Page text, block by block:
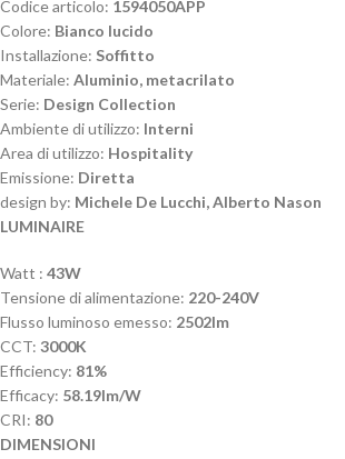
Codice articolo: 1594050APP
Colore: Bianco lucido
Installazione: Soffitto
Materiale: Aluminio, metacrilato
Serie: Design Collection
Ambiente di utilizzo: Interni
Area di utilizzo: Hospitality
Emissione: Diretta
design by: Michele De Lucchi, Alberto Nason
LUMINAIRE
Watt : 43W
Tensione di alimentazione: 220-240V
Flusso luminoso emesso: 2502lm
CCT: 3000K
Efficiency: 81%
Efficacy: 58.19lm/W
CRI: 80
DIMENSIONI